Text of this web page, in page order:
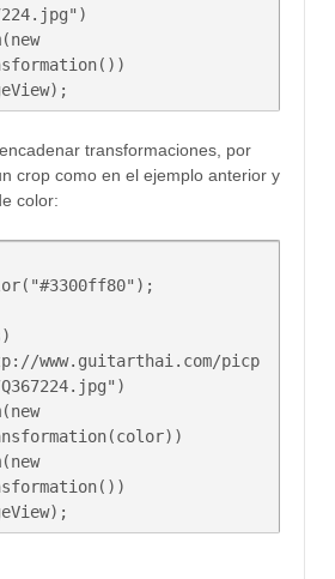
transformaciones, por
crop como en el ejemplo anterior y
color:
picp